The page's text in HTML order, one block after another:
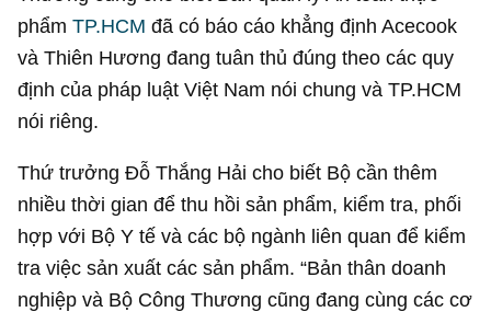
phẩmTP.HCM đã có báo cáo khẳng định Acecook
và Thiên Hương đang tuân thủ đúng theo các quy
định của pháp luật Việt Nam nói chung và TP.HCM
nói riêng.
Thứ trưởng Đỗ Thắng Hải cho biết Bộ cần thêm
nhiều thời gian để thu hồi sản phẩm, kiểm tra, phối
hợp với Bộ Y tế và các bộ ngành liên quan để kiểm
tra việc sản xuất các sản phẩm. “Bản thân doanh
nghiệp và Bộ Công Thương cũng đang cùng các cơ